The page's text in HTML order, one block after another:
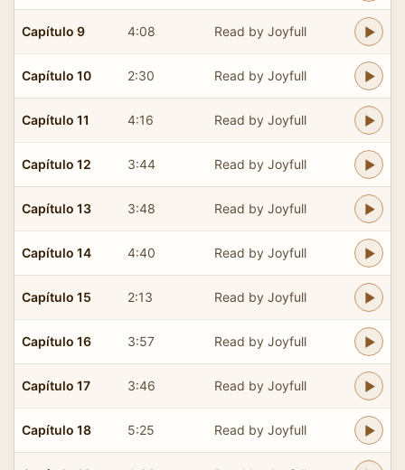
Capítulo 9 4:08 Read by Joyfull
Capítulo 10 2:30 Read by Joyfull
Capítulo 11 4:16 Read by Joyfull
Capítulo 12 3:44 Read by Joyfull
Capítulo 13 3:48 Read by Joyfull
Capítulo 14 4:40 Read by Joyfull
Capítulo 15 2:13 Read by Joyfull
Capítulo 16 3:57 Read by Joyfull
Capítulo 17 3:46 Read by Joyfull
Capítulo 18 5:25 Read by Joyfull